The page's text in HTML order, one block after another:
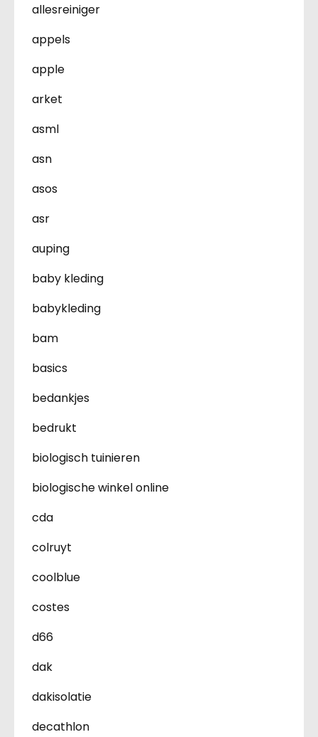
allesreiniger
appels
apple
arket
asml
asn
asos
asr
auping
baby kleding
babykleding
bam
basics
bedankjes
bedrukt
biologisch tuinieren
biologische winkel online
cda
colruyt
coolblue
costes
d66
dak
dakisolatie
decathlon